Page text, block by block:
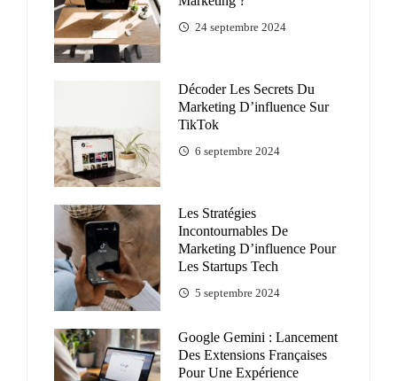
24 septembre 2024
Décoder Les Secrets Du
Marketing D’influence Sur
TikTok
6 septembre 2024
Les Stratégies
Incontournables De
Marketing D’influence Pour
Les Startups Tech
5 septembre 2024
Google Gemini : Lancement
Des Extensions Françaises
Pour Une Expérience